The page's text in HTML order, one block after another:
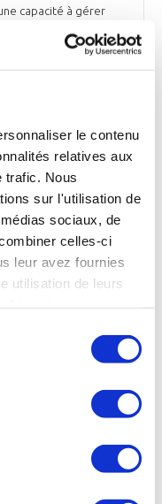
le contenu
relatives aux
trafic. Nous
sur l'utilisation de
sociaux, de
celles-ci
leur avez fournies
utilisation de leurs
capacité à gérer
et surtout introduire
personnes
entretient plus
que ceux confiés
garantir la
renforcer ses effectifs